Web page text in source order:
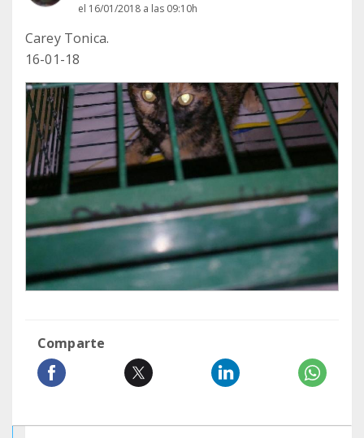
el 16/01/2018 a las 09:10h
Carey Tonica.
16-01-18
Comparte